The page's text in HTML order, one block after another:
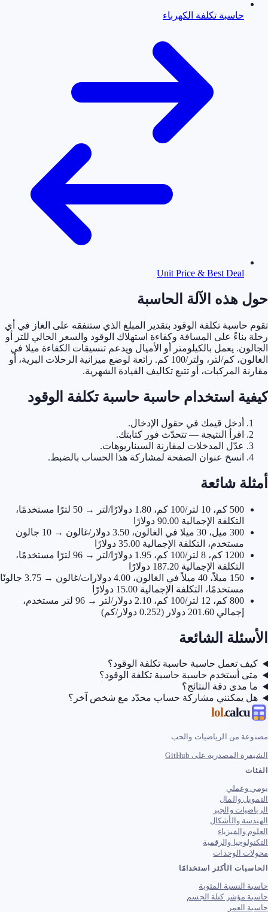
حاسبة تكلفة الكهرباء
Unit Price & Best Deal
حول هذه الآلة الحاسبة
تقوم حاسبة تكلفة الوقود بتقدير المبلغ الذي ستنفقه على الغاز في أي
رحلة بناءً على المسافة وكفاءة استهلاك الوقود والسعر الحالي للتر أو
الجالون. يعمل بالكيلومتر أو الأميال ويدعم تنسيقات الكفاءة ميلا في
الغالون، كم/لتر، ولتر/100 كم. رائعة لوضع ميزانية الرحلات البرية، أو
مقارنة المركبات، أو تتبع تكاليف القيادة الشهرية.
كيفية استخدام حاسبة حاسبة تكلفة الوقود
أدخل قيمك في حقول الإدخال.
اقرأ النتيجة — تتحدّث فور كتابتك.
عدّل المدخلات لمقارنة السيناريوهات.
انسخ عنوان الصفحة لمشاركة هذا الحساب بالضبط.
أمثلة شائعة
500 كم، 10 لتر/100 كم، 1.80 دولارًا/لتر → 50 لترًا مستخدمًا،
التكلفة الإجمالية 90.00 دولارًا
300 ميل، 30 ميلا في الغالون، 3.50 دولار/غالون → 10 جالون
مستخدم، التكلفة الإجمالية 35.00 دولارًا
1200 كم، 8 لتر/100 كم، 1.95 دولارًا/لتر → 96 لترًا مستخدمًا،
التكلفة الإجمالية 187.20 دولارًا
150 ميلاً، 40 ميلاً في الغالون، 4.00 دولارات/غالون → 3.75 جالونًا
مستخدمًا، التكلفة الإجمالية 15.00 دولارًا
800 كم، 12 لتر/100 كم، 2.10 دولار/لتر → 96 لتر مستخدم،
إجمالي 201.60 دولار (0.252 دولار/كم)
الأسئلة الشائعة
كيف تعمل حاسبة حاسبة تكلفة الوقود؟
متى أستخدم حاسبة حاسبة تكلفة الوقود؟
ما مدى دقة النتائج؟
هل يمكنني مشاركة حساب محدّد مع شخص آخر؟
calcu
.lol
مصنوعة من الرياضيات والحب
الشيفرة المصدرية على GitHub
الفئات
يومي وعملي
التمويل والمال
الرياضيات والجبر
الهندسة والأشكال
العلوم والفيزياء
التكنولوجيا والرقمية
محولات الوحدات
الحاسبات الأكثر استخدامًا
حاسبة النسبة المئوية
حاسبة مؤشر كتلة الجسم
حاسبة العمر